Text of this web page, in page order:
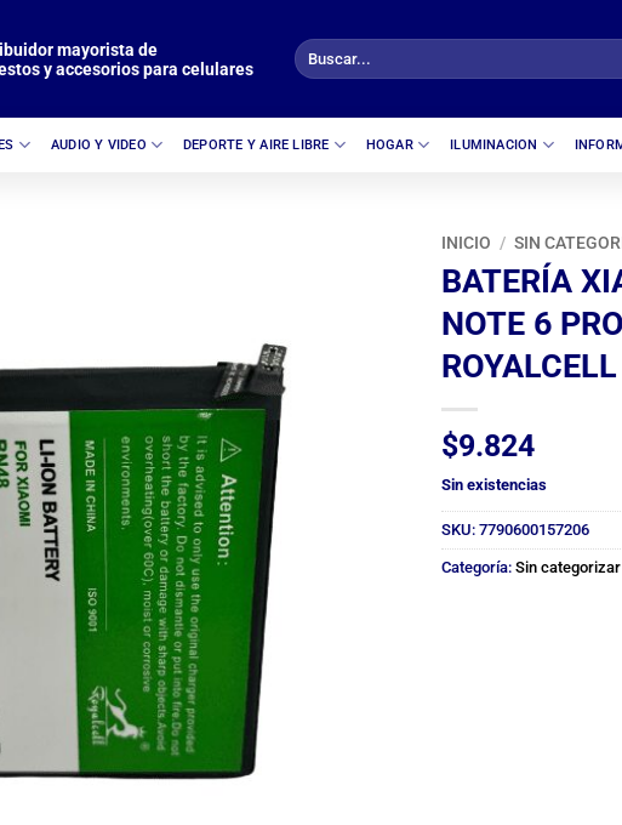
mayorista de
y accesorios para celulares
Buscar
por:
AUDIO Y VIDEO DEPORTE Y AIRE LIBRE HOGAR ILUMINACION
INICIO / SIN
BATERÍA
NOTE 6
ROYALCELL
$9.824
Sin existencias
SKU: 7790600157206
Categoría: Sin categorizar